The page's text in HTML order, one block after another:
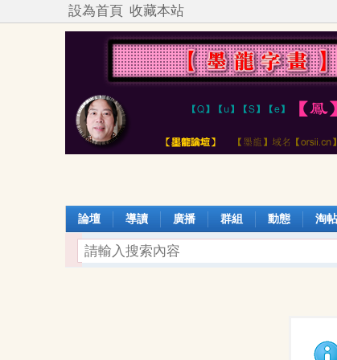
設為首頁 收藏本站
論壇 導讀 廣播 群組 動態 淘帖